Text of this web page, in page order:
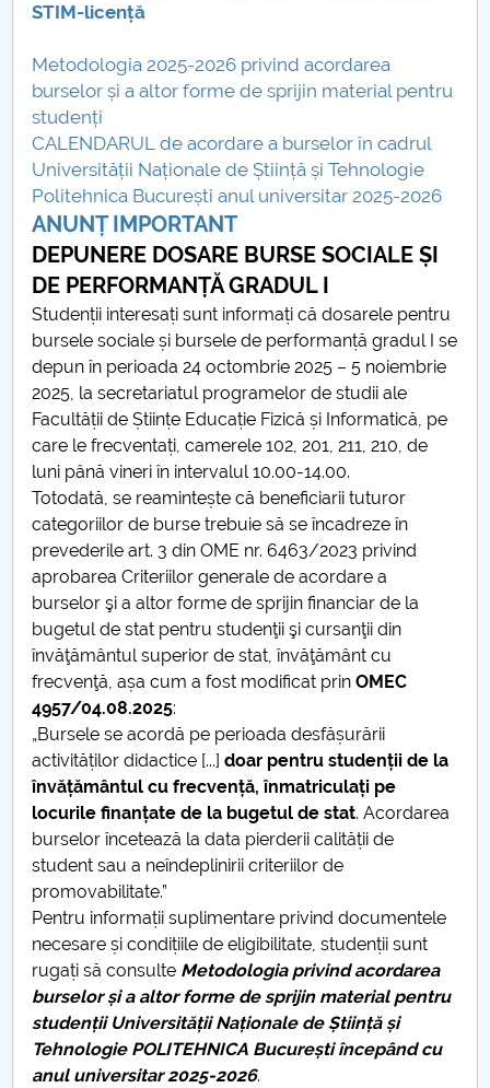
STIM-licență
Metodologia 2025-2026 privind acordarea
burselor și a altor forme de sprijin material pentru
studenți
CALENDARUL de acordare a burselor în cadrul
Universității Naționale de Știință și Tehnologie
Politehnica București anul universitar 2025-2026
ANUNȚ IMPORTANT
DEPUNERE DOSARE BURSE SOCIALE ȘI
DE PERFORMANȚĂ GRADUL I
Studenții interesați sunt informați că dosarele pentru
bursele sociale și bursele de performanță gradul I se
depun în perioada 24 octombrie 2025 – 5 noiembrie
2025, la secretariatul programelor de studii ale
Facultății de Științe Educație Fizică și Informatică, pe
care le frecventați, camerele 102, 201, 211, 210, de
luni până vineri în intervalul 10.00-14.00.
Totodată, se reamintește că beneficiarii tuturor
categoriilor de burse trebuie să se încadreze în
prevederile art. 3 din OME nr. 6463/2023 privind
aprobarea Criteriilor generale de acordare a
burselor şi a altor forme de sprijin financiar de la
bugetul de stat pentru studenţii şi cursanţii din
învăţământul superior de stat, învăţământ cu
frecvenţă, așa cum a fost modificat prin OMEC
4957/04.08.2025:
„Bursele se acordă pe perioada desfășurării
activităților didactice [...]doar pentru studenții de la
învățământul cu frecvență, înmatriculați pe
locurile finanțate de la bugetul de stat. Acordarea
burselor încetează la data pierderii calității de
student sau a neîndeplinirii criteriilor de
promovabilitate.”
Pentru informații suplimentare privind documentele
necesare și condițiile de eligibilitate, studenții sunt
rugați să consulte Metodologia privind acordarea
burselor și a altor forme de sprijin material pentru
studenții Universității Naționale de Știință și
Tehnologie POLITEHNICA București începând cu
anul universitar 2025-2026.